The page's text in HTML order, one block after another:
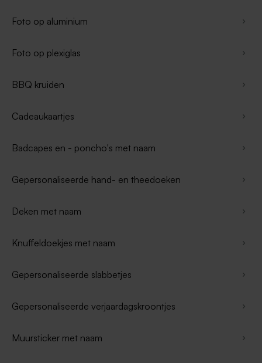
Foto op aluminium
Foto op plexiglas
BBQ kruiden
Cadeaukaartjes
Badcapes en - poncho's met naam
Gepersonaliseerde hand- en theedoeken
Deken met naam
Knuffeldoekjes met naam
Gepersonaliseerde slabbetjes
Gepersonaliseerde verjaardagskroontjes
Muursticker met naam